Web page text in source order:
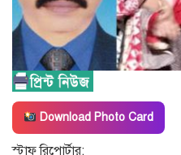
Download Photo Card
স্টাফ রিপোর্টার: